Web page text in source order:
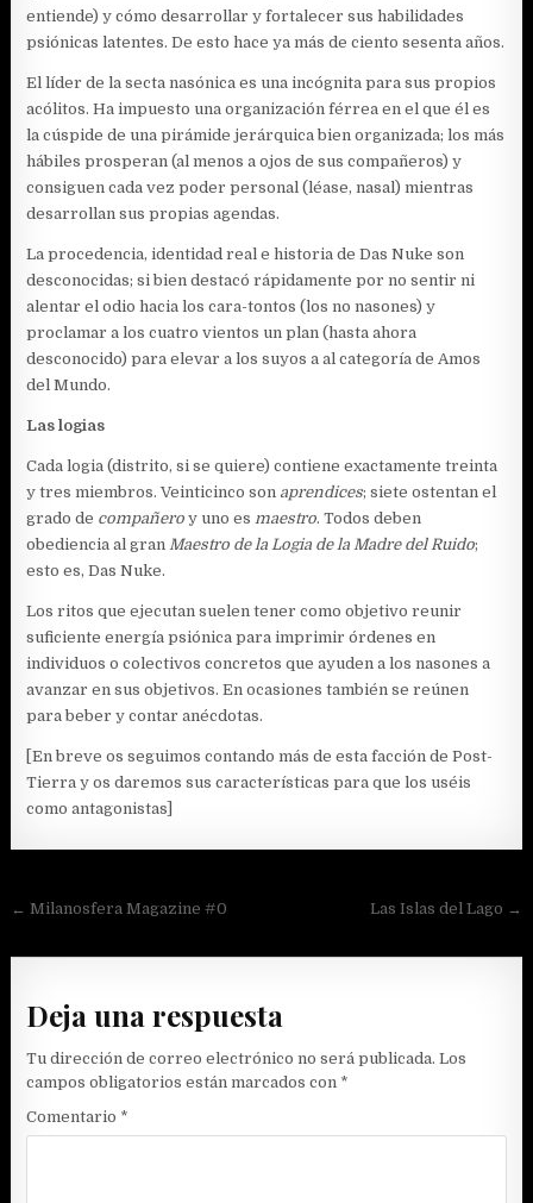
entiende) y cómo desarrollar y fortalecer sus habilidades
psiónicas latentes. De esto hace ya más de ciento sesenta años.
El líder de la secta nasónica es una incógnita para sus propios
acólitos. Ha impuesto una organización férrea en el que él es
la cúspide de una pirámide jerárquica bien organizada; los más
hábiles prosperan (al menos a ojos de sus compañeros) y
consiguen cada vez poder personal (léase, nasal) mientras
desarrollan sus propias agendas.
La procedencia, identidad real e historia de Das Nuke son
desconocidas; si bien destacó rápidamente por no sentir ni
alentar el odio hacia los cara-tontos (los no nasones) y
proclamar a los cuatro vientos un plan (hasta ahora
desconocido) para elevar a los suyos a al categoría de Amos
del Mundo.
Las logias
Cada logia (distrito, si se quiere) contiene exactamente treinta
y tres miembros. Veinticinco son aprendices; siete ostentan el
grado de compañero y uno esmaestro. Todos deben
obediencia al granMaestro de la Logia de la Madre del Ruido;
esto es, Das Nuke.
Los ritos que ejecutan suelen tener como objetivo reunir
suficiente energía psiónica para imprimir órdenes en
individuos o colectivos concretos que ayuden a los nasones a
avanzar en sus objetivos. En ocasiones también se reúnen
para beber y contar anécdotas.
[En breve os seguimos contando más de esta facción de Post-
Tierra y os daremos sus características para que los uséis
como antagonistas]
Navegación
de
← Milanosfera Magazine #0 Las Islas del Lago →
Deja una respuesta
Tu dirección de correo electrónico no será publicada. Los
campos obligatorios están marcados con *
Comentario *